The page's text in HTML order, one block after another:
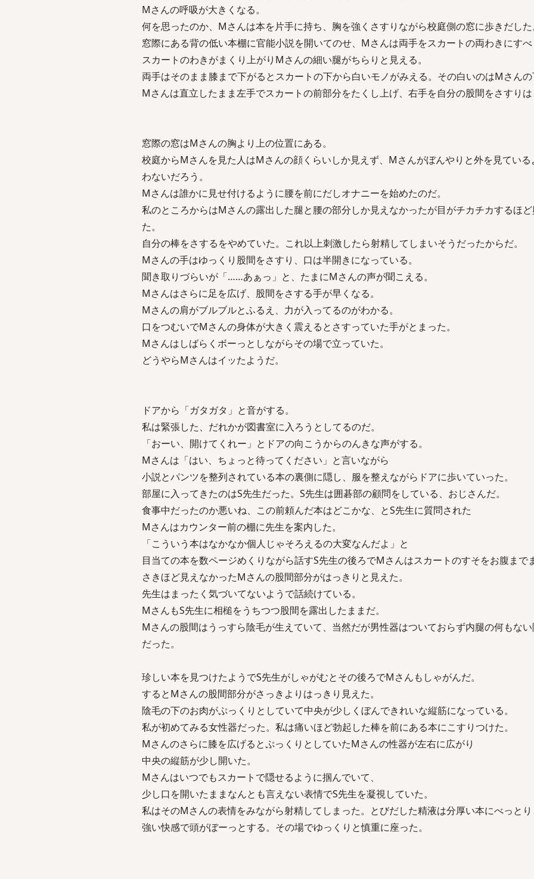
Mさんの呼吸が大きくなる。
何を思ったのか、Mさんは本を片手に持ち、胸を強くさすりながら校庭側の窓に歩きだした
窓際にある背の低い本棚に官能小説を開いてのせ、Mさんは両手をスカートの両わきにすべ
スカートのわきがまくり上がりMさんの細い腿がちらりと見える。
両手はそのまま膝まで下がるとスカートの下から白いモノがみえる。その白いのはMさんの
Mさんは直立したまま左手でスカートの前部分をたくし上げ、右手を自分の股間をさすりは
窓際の窓はMさんの胸より上の位置にある。
校庭からMさんを見た人はMさんの顔くらいしか見えず、Mさんがぼんやりと外を見ている
わないだろう。
Mさんは誰かに見せ付けるように腰を前にだしオナニーを始めたのだ。
私のところからはMさんの露出した腿と腰の部分しか見えなかったが目がチカチカするほ
た。
自分の棒をさするをやめていた。これ以上刺激したら射精してしまいそうだったからだ。
Mさんの手はゆっくり股間をさすり、口は半開きになっている。
聞き取りづらいが「……あぁっ」と、たまにMさんの声が聞こえる。
Mさんはさらに足を広げ、股間をさする手が早くなる。
Mさんの肩がブルブルとふるえ、力が入ってるのがわかる。
口をつむいでMさんの身体が大きく震えるとさすっていた手がとまった。
Mさんはしばらくボーっとしながらその場で立っていた。
どうやらMさんはイッたようだ。
ドアから「ガタガタ」と音がする。
私は緊張した、だれかが図書室に入ろうとしてるのだ。
「おーい、開けてくれー」とドアの向こうからのんきな声がする。
Mさんは「はい、ちょっと待ってください」と言いながら
小説とパンツを整列されている本の裏側に隠し、服を整えながらドアに歩いていった。
部屋に入ってきたのはS先生だった。S先生は囲碁部の顧問をしている、おじさんだ。
食事中だったのか悪いね、この前頼んだ本はどこかな、とS先生に質問された
Mさんはカウンター前の棚に先生を案内した。
「こういう本はなかなか個人じゃそろえるの大変なんだよ」と
目当ての本を数ページめくりながら話すS先生の後ろでMさんはスカートのすそをお腹まで
さきほど見えなかったMさんの股間部分がはっきりと見えた。
先生はまったく気づいてないようで話続けている。
MさんもS先生に相槌をうちつつ股間を露出したままだ。
Mさんの股間はうっすら陰毛が生えていて、当然だが男性器はついておらず内腿の何もな
だった。
珍しい本を見つけたようでS先生がしゃがむとその後ろでMさんもしゃがんだ。
するとMさんの股間部分がさっきよりはっきり見えた。
陰毛の下のお肉がぷっくりとしていて中央が少しくぼんできれいな縦筋になっている。
私が初めてみる女性器だった。私は痛いほど勃起した棒を前にある本にこすりつけた。
Mさんのさらに膝を広げるとぷっくりとしていたMさんの性器が左右に広がり
中央の縦筋が少し開いた。
Mさんはいつでもスカートで隠せるように掴んでいて、
少し口を開いたままなんとも言えない表情でS先生を凝視していた。
私はそのMさんの表情をみながら射精してしまった。とびだした精液は分厚い本にべっとり
強い快感で頭がぼーっとする。その場でゆっくりと慎重に座った。